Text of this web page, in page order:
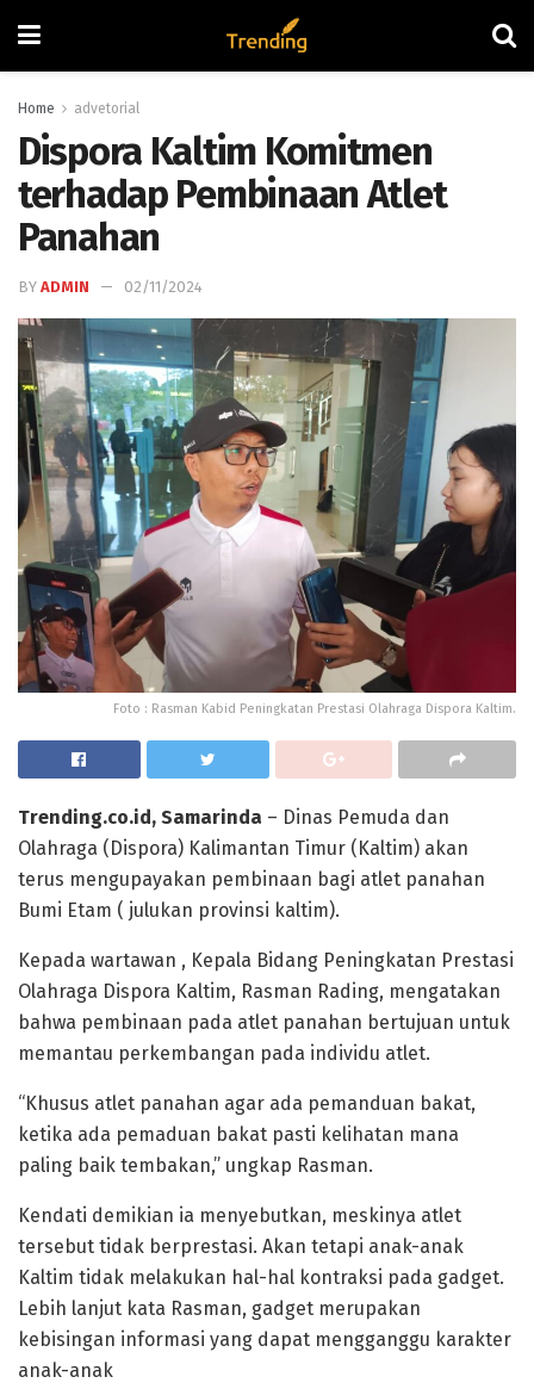
Home advetorial
Dispora Kaltim Komitmen
terhadap Pembinaan Atlet
Panahan
BY ADMIN 02/11/2024
Foto : Rasman Kabid Peningkatan Prestasi Olahraga Dispora Kaltim.
Trending.co.id, Samarinda – Dinas Pemuda dan
Olahraga (Dispora) Kalimantan Timur (Kaltim) akan
terus mengupayakan pembinaan bagi atlet panahan
Bumi Etam ( julukan provinsi kaltim).
Kepada wartawan , Kepala Bidang Peningkatan Prestasi
Olahraga Dispora Kaltim, Rasman Rading, mengatakan
bahwa pembinaan pada atlet panahan bertujuan untuk
memantau perkembangan pada individu atlet.
“Khusus atlet panahan agar ada pemanduan bakat,
ketika ada pemaduan bakat pasti kelihatan mana
paling baik tembakan,” ungkap Rasman.
Kendati demikian ia menyebutkan, meskinya atlet
tersebut tidak berprestasi. Akan tetapi anak-anak
Kaltim tidak melakukan hal-hal kontraksi pada gadget.
Lebih lanjut kata Rasman, gadget merupakan
kebisingan informasi yang dapat mengganggu karakter
anak-anak